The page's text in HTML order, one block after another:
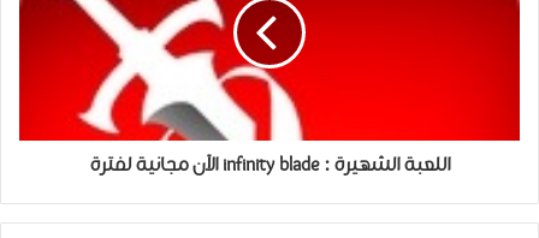
اللعبة الشهيرة : infinity blade الآن مجانية لفترة